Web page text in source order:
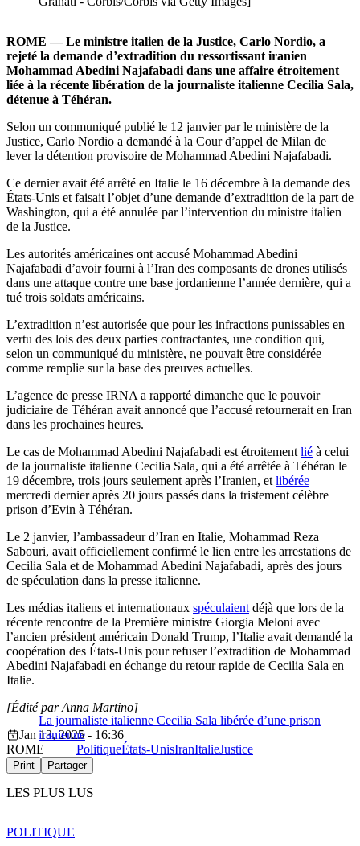
ROME — Le ministre italien de la Justice, Carlo Nordio, a
rejeté la demande d’extradition du ressortissant iranien
Mohammad Abedini Najafabadi dans une affaire étroitement
liée à la récente libération de la journaliste italienne Cecilia Sala,
détenue à Téhéran.
Selon un communiqué publié le 12 janvier par le ministère de la
Justice, Carlo Nordio a demandé à la Cour d’appel de Milan de
lever la détention provisoire de Mohammad Abedini Najafabadi.
Ce dernier avait été arrêté en Italie le 16 décembre à la demande des
États-Unis et faisait l’objet d’une demande d’extradition de la part de
Washington, qui a été annulée par l’intervention du ministre italien
de la Justice.
Les autorités américaines ont accusé Mohammad Abedini
Najafabadi d’avoir fourni à l’Iran des composants de drones utilisés
dans une attaque contre une base jordanienne l’année dernière, qui a
tué trois soldats américains.
L’extradition n’est autorisée que pour les infractions punissables en
vertu des lois des deux parties contractantes, une condition qui,
selon un communiqué du ministère, ne pouvait être considérée
comme remplie sur la base des preuves actuelles.
L’agence de presse IRNA a rapporté dimanche que le pouvoir
judiciaire de Téhéran avait annoncé que l’accusé retournerait en Iran
dans les prochaines heures.
Le cas de Mohammad Abedini Najafabadi est étroitement lié à celui
de la journaliste italienne Cecilia Sala, qui a été arrêtée à Téhéran le
19 décembre, trois jours seulement après l’Iranien, et libérée
mercredi dernier après 20 jours passés dans la tristement célèbre
prison d’Evin à Téhéran.
Le 2 janvier, l’ambassadeur d’Iran en Italie, Mohammad Reza
Sabouri, avait officiellement confirmé le lien entre les arrestations de
Cecilia Sala et de Mohammad Abedini Najafabadi, après des jours
de spéculation dans la presse italienne.
Les médias italiens et internationaux spéculaient déjà que lors de la
récente rencontre de la Première ministre Giorgia Meloni avec
l’ancien président américain Donald Trump, l’Italie avait demandé la
coopération des États-Unis pour refuser l’extradition de Mohammad
Abedini Najafabadi en échange du retour rapide de Cecilia Sala en
Italie.
La journaliste italienne Cecilia Sala libérée d’une prison
iranienne
[Édité par Anna Martino]
Jan 13, 2025 - 16:36
ROME
PolitiqueÉtats-UnisIranItalieJustice
Print Partager
LES PLUS LUS
POLITIQUE